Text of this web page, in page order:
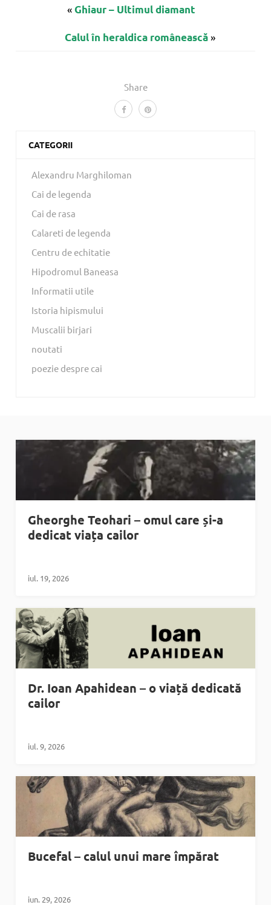
Share
«Ghiaur – Ultimul diamant
Calul în heraldica românească»
CATEGORII
Alexandru Marghiloman
Cai de legenda
Cai de rasa
Calareti de legenda
Centru de echitatie
Hipodromul Baneasa
Informatii utile
Istoria hipismului
Muscalii birjari
noutati
poezie despre cai
Gheorghe Teohari – omul care și-a
dedicat viața cailor
iul. 19, 2026
Dr. Ioan Apahidean – o viață dedicată
cailor
iul. 9, 2026
Bucefal – calul unui mare împărat
iun. 29, 2026